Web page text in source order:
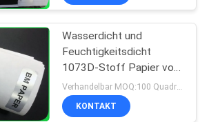
Wasserdicht und
Feuchtigkeitsdicht
1073D-Stoff Papier von
kostenloser Probe
KONTAKT